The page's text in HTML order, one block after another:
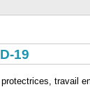
19
protectrices, travail